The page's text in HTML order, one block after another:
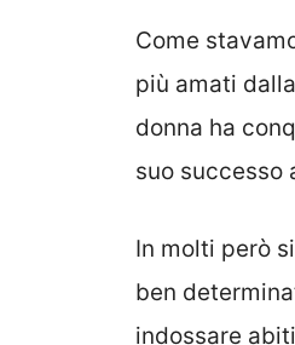
Come
più amati
donna ha
suo successo
In molti però
ben
indossare